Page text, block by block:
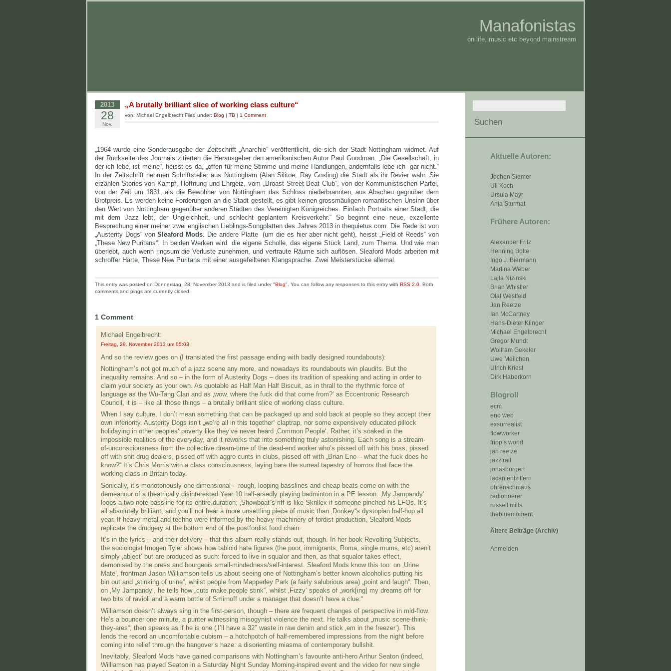
Manafonistas
on life, music etc beyond mainstream
Aktuelle Autoren:
Jochen Siemer
Uli Koch
Ursula Mayr
Anja Sturmat
Frühere Autoren:
Alexander Fritz
Henning Bolte
Ingo J. Biermann
Martina Weber
Lajla Nizinski
Brian Whistler
Olaf Westfeld
Jan Reetze
Ian McCartney
Hans-Dieter Klinger
Michael Engelbrecht
Gregor Mundt
Wolfram Gekeler
Uwe Meilchen
Ulrich Kriest
Dirk Haberkorn
Blogroll
ecm
eno web
exsurrealist
flowworker
fripp‘s world
jan reetze
jazztrail
jonasburgert
lacan entziffern
ohrenschmaus
radiohoerer
russell mills
thebluemoment
Ältere Beiträge (Archiv)
Anmelden
2013
28
Nov.
„A brutally brilliant slice of working class culture“
von: Michael Engelbrecht Filed under: Blog | TB | 1 Comment
„1964 wurde eine Sonderausgabe der Zeitschrift „Anarchie“ veröffentlicht, die sich der Stadt Nottingham widmet. Auf
der Rückseite des Journals zitierten die Herausgeber den amerikanischen Autor Paul Goodman. „Die Gesellschaft, in
der ich lebe, ist meine“, heisst es da, „offen für meine Stimme und meine Handlungen, andernfalls lebe ich gar nicht.“
In der Zeitschrift nehmen Schriftsteller aus Nottingham (Alan Silitoe, Ray Gosling) die Stadt als ihr Revier wahr. Sie
erzählen Stories von Kampf, Hoffnung und Ehrgeiz, vom „Broast Street Beat Club“, von der Kommunistischen Partei,
von der Zeit um 1831, als die Bewohner von Nottingham das Schloss niederbrannten, aus Abscheu gegnüber dem
Brotpreis. Es werden keine Forderungen an die Stadt gestellt, es gibt keinen grossmäuligen romantischen Unsinn über
den Wert von Nottingham gegenüber anderen Städten des Vereinigten Königreiches. Einfach Portraits einer Stadt, die
mit dem Jazz lebt, der Ungleichheit, und schlecht geplantem Kreisverkehr.“ So beginnt eine neue, exzellente
Besprechung einer meiner zwei englischen Lieblings-Songplatten des Jahres 2013 in thequietus.com. Die Rede ist von
„Austerity Dogs“ vonSleaford Mods. Die andere Platte (um die es hier aber nicht geht), heisst „Field of Reeds“ von
„These New Puritans“. In beiden Werken wird die eigene Scholle, das eigene Stück Land, zum Thema. Und wie man
überlebt, auch wenn ringsum die Verluste zunehmen, und vertraute Räume sich auflösen. Sleaford Mods arbeiten mit
schroffer Härte, These New Puritans mit einer ausgefeilteren Klangsprache. Zwei Meisterstücke allemal.
This entry was posted on Donnerstag, 28. November 2013 and is filed under "Blog". You can follow any responses to this entry with RSS 2.0. Both
comments and pings are currently closed.
1 Comment
Michael Engelbrecht:
Freitag, 29. November 2013 um 05:03
And so the review goes on (I translated the first passage ending with badly designed roundabouts):
Nottingham’s not got much of a jazz scene any more, and nowadays its roundabouts win plaudits. But the
inequality remains. And so – in the form of Austerity Dogs – does its tradition of speaking and acting in order to
claim your society as your own. As quotable as Half Man Half Biscuit, as in thrall to the rhythmic force of
language as the Wu-Tang Clan and as ‚wow, where the fuck did that come from?‘ as Eccentronic Research
Council, it is – like all those things – a brutally brilliant slice of working class culture.
When I say culture, I don’t mean something that can be packaged up and sold back at people so they accept their
own inferiority. Austerity Dogs isn’t „we’re all in this together“ claptrap, nor some expensively educated pillock
holidaying in other peoples‘ poverty like they’ve never heard ‚Common People‘. Rather, it’s soaked in the
impossible realities of the everyday, and it reworks that into something truly astonishing. Each song is a stream-
of-unconsciousness from the collective dream-time of the dead-end worker who’s pissed off with his boss, pissed
off with shit drug dealers, pissed off with aggro cunts in clubs, pissed off with „Brian Eno – what the fuck does he
know?“ It’s Chris Morris with a class consciousness, laying bare the surreal tapestry of horrors that face the
working class in Britain today.
Sonically, it’s monotonously one-dimensional – rough, looping basslines and cheap beats come on with the
demeanour of a theatrically disinterested Year 10 half-arsedly playing badminton in a PE lesson. ‚My Jampandy‘
loops a two-note bassline for its entire duration; ‚Showboat“s riff is like Skrillex if someone pinched his LFOs. It’s
all absolutely brilliant, and you’ll not hear a more unsettling piece of music than ‚Donkey“s dystopian half-hop all
year. If heavy metal and techno were informed by the heavy machinery of fordist production, Sleaford Mods
replicate the drudgery at the bottom end of the postfordist food chain.
It’s in the lyrics – and their delivery – that this album really stands out, though. In her book Revolting Subjects,
the sociologist Imogen Tyler shows how tabloid hate figures (the poor, immigrants, Roma, single mums, etc) aren’t
simply ‚abject‘ but are produced as such: forced to live in squalor and then, as that squalor takes effect,
demonised by the press and bourgeois small-mindedness/self-interest. Sleaford Mods know this too: on ‚Urine
Mate‘, frontman Jason Williamson tells us about seeing one of Nottingham’s better known alcoholics putting his
bin out and „stinking of urine“, whilst people from Mapperley Park (a fairly salubrious area) „point and laugh“. Then,
on ‚My Jampandy‘, he tells how „cuts make people stink“, whilst ‚Fizzy‘ speaks of „work[ing] my dreams off for
two bits of ravioli and a warm bottle of Smirnoff under a manager that doesn’t have a clue.“
Williamson doesn’t always sing in the first-person, though – there are frequent changes of perspective in mid-flow.
He’s a bouncer one minute, a punter witnessing misogynist violence the next. He talks about „music scene-think-
they-ares“, then speaks as if he is one (‚I’ll have a 32″ waste in raw denim and stick ‚em in the freezer‘). This
lends the record an uncomfortable cubism – a hotchpotch of half-remembered impressions from the night before
coming into relief through the hangover’s haze: a disorienting miasma of contemporary bullshit.
Inevitably, Sleaford Mods have gained comparisons with Nottingham’s favourite anti-hero Arthur Seaton (indeed,
Williamson has played Seaton in a Saturday Night Sunday Morning-inspired event and the video for new single